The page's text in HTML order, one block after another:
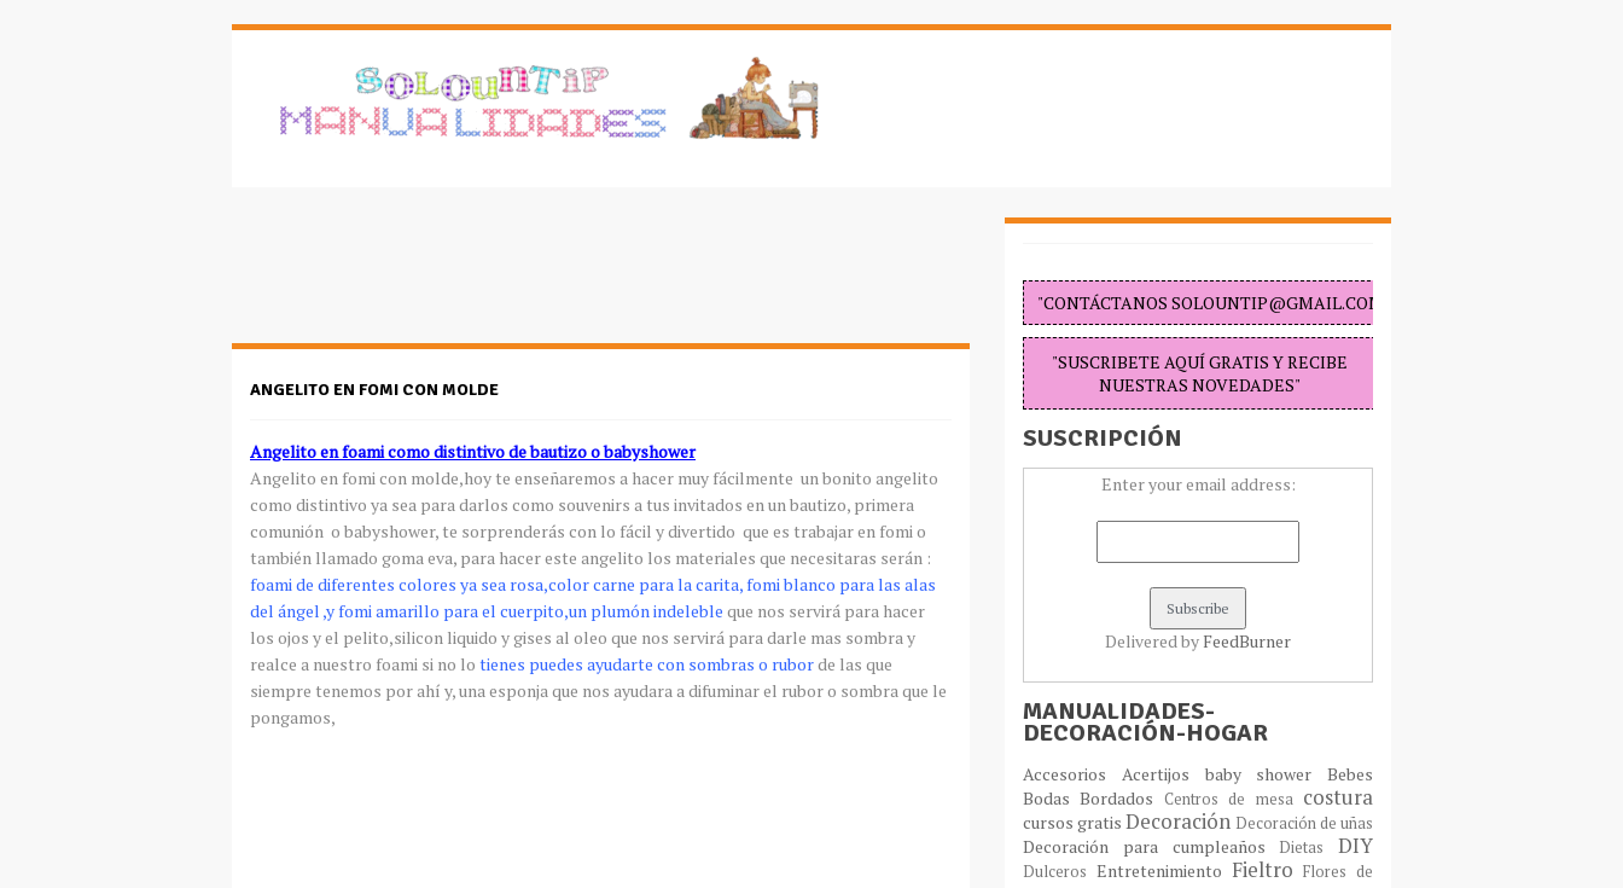
ANGELITO EN FOMI CON MOLDE
Angelito enfoamicomo distintivo de bautizo obabyshower
Angelito en fomicon molde,hoy te enseñaremos a hacer muy fácilmente un bonito angelito
como distintivo ya sea para darlos como souvenirs a tus invitados en un bautizo, primera
comunión o babyshower, te sorprenderás con lo fácil y divertido que es trabajar en fomio
también llamado gomaeva, para hacer este angelito los materiales que necesitaras serán :
foamide diferentes colores ya sea rosa,color carne para lacarita,fomiblanco para las alas
del ángel ,yfomiamarillo para el cuerpito,un plumónindeleble que nos servirá para hacer
los ojos y el pelito,silicon liquido y gises al oleo que nos servirá para darle mas sombra y
realce a nuestro foami si no lo tienes puedes ayudarte con sombras o ruborde las que
siempre tenemos porahí y, unaesponjaque nos ayudara a difuminar el rubor o sombra que le
pongamos,
"CONTÁCTANOS SOLOUNTIP@GMAIL.COM "
"SUSCRIBETE AQUÍ GRATIS Y RECIBE
NUESTRAS NOVEDADES"
SUSCRIPCIÓN
Enter your email address:
Delivered by FeedBurner
MANUALIDADES-
DECORACIÓN-HOGAR
Accesorios Acertijos baby shower Bebes
BodasBordados Centros de mesa costura
cursos gratis Decoración Decoración de uñas
Decoración para cumpleaños Dietas DIY
Dulceros Entretenimiento FieltroFlores de